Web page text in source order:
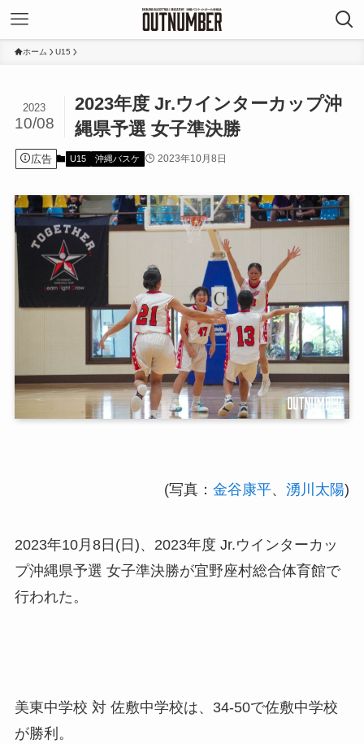
ホーム U15
2023年度 Jr.ウインターカップ沖
縄県予選 女子準決勝
2023
10/08
広告 U15 沖縄バスケ 2023年10月8日
(写真：金谷康平、湧川太陽)
2023年10月8日(日)、2023年度 Jr.ウインターカッ
プ沖縄県予選 女子準決勝が宜野座村総合体育館で
行われた。
美東中学校 対 佐敷中学校は、34-50で佐敷中学校
が勝利。